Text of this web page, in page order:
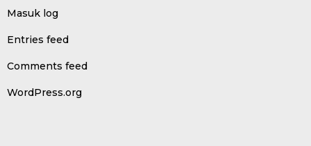
Masuk log
Entries feed
Comments feed
WordPress.org